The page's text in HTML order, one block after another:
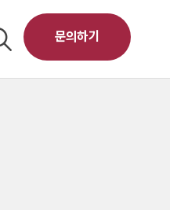
문의하기